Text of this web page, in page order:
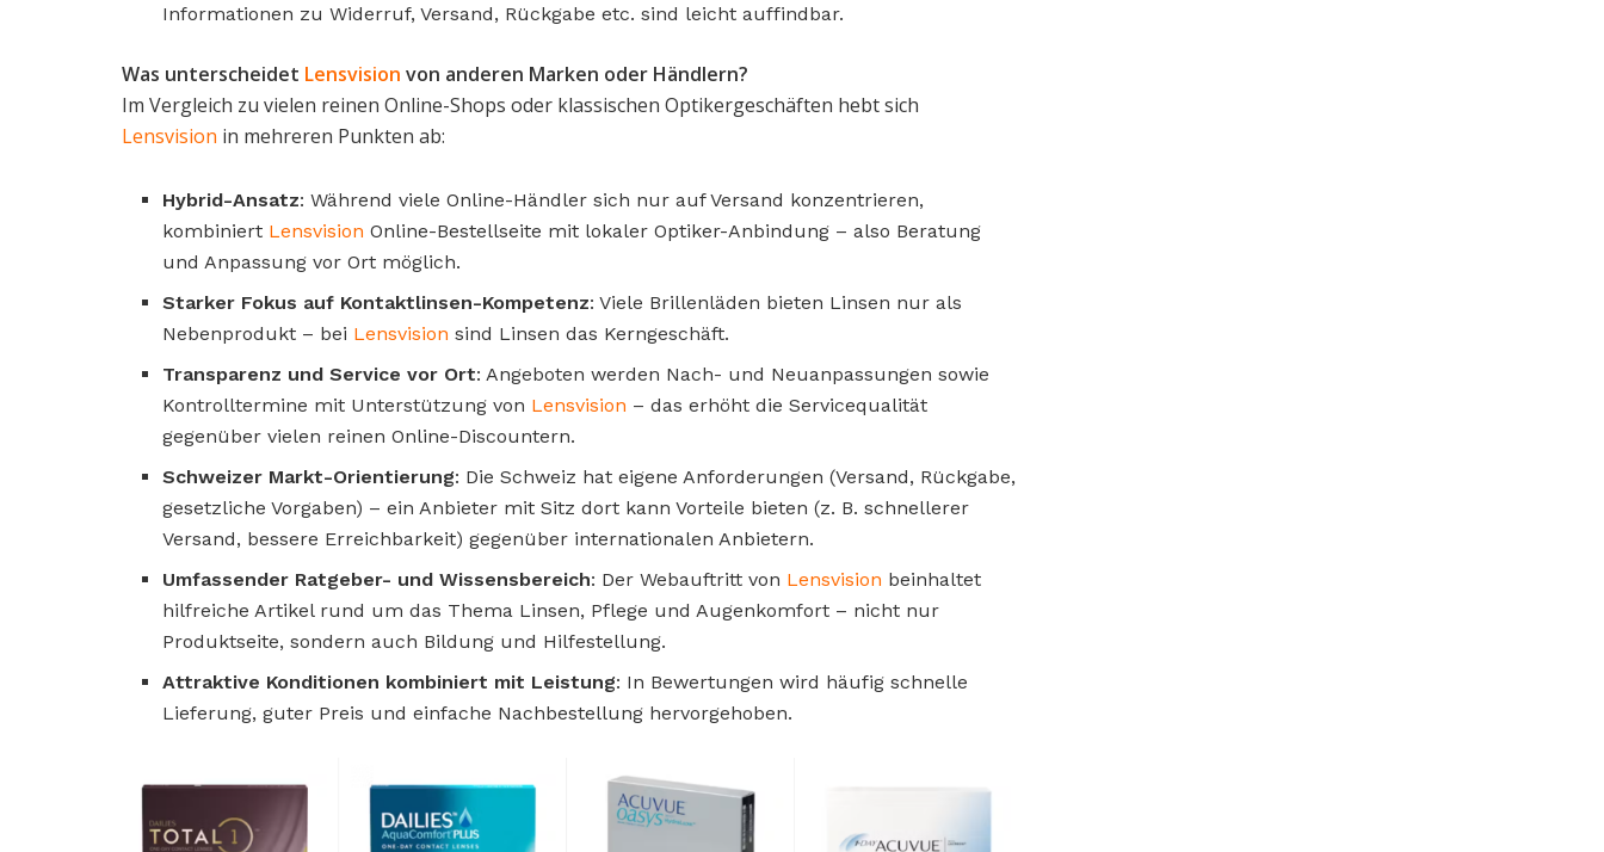
Informationen zu Widerruf, Versand, Rückgabe etc. sind leicht auffindbar.
Was unterscheidet Lensvision von anderen Marken oder Händlern?
Im Vergleich zu vielen reinen Online-Shops oder klassischen Optikergeschäften hebt sich
Lensvision in mehreren Punkten ab:
Hybrid-Ansatz: Während viele Online-Händler sich nur auf Versand konzentrieren,
kombiniert Lensvision Online-Bestellseite mit lokaler Optiker-Anbindung – also Beratung
und Anpassung vor Ort möglich.
Starker Fokus auf Kontaktlinsen-Kompetenz: Viele Brillenläden bieten Linsen nur als
Nebenprodukt – bei Lensvision sind Linsen das Kerngeschäft.
Transparenz und Service vor Ort: Angeboten werden Nach- und Neuanpassungen sowie
Kontrolltermine mit Unterstützung von Lensvision – das erhöht die Servicequalität
gegenüber vielen reinen Online-Discountern.
Schweizer Markt-Orientierung: Die Schweiz hat eigene Anforderungen (Versand, Rückgabe,
gesetzliche Vorgaben) – ein Anbieter mit Sitz dort kann Vorteile bieten (z. B. schnellerer
Versand, bessere Erreichbarkeit) gegenüber internationalen Anbietern.
Umfassender Ratgeber- und Wissensbereich: Der Webauftritt von Lensvision beinhaltet
hilfreiche Artikel rund um das Thema Linsen, Pflege und Augenkomfort – nicht nur
Produktseite, sondern auch Bildung und Hilfestellung.
Attraktive Konditionen kombiniert mit Leistung: In Bewertungen wird häufig schnelle
Lieferung, guter Preis und einfache Nachbestellung hervorgehoben.